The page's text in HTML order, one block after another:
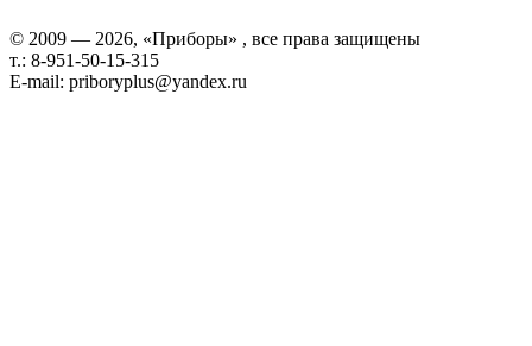
© 2009 — 2026, «Приборы» , все права защищены
т.: 8-951-50-15-315
E-mail: priboryplus@yandex.ru